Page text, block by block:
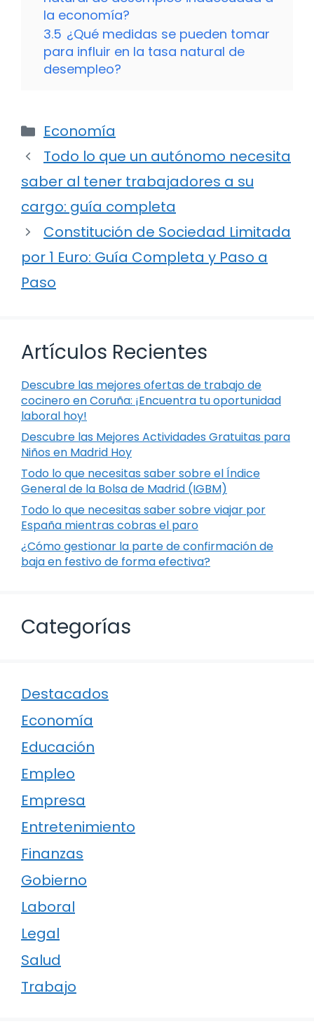
la economía?
3.5 ¿Qué medidas se pueden tomar
para influir en la tasa natural de
desempleo?
Categorías
Economía
Todo lo que un autónomo necesita
saber al tener trabajadores a su
cargo: guía completa
Constitución de Sociedad Limitada
por 1 Euro: Guía Completa y Paso a
Paso
Artículos Recientes
Descubre las mejores ofertas de trabajo de
cocinero en Coruña: ¡Encuentra tu oportunidad
laboral hoy!
Descubre las Mejores Actividades Gratuitas para
Niños en Madrid Hoy
Todo lo que necesitas saber sobre el Índice
General de la Bolsa de Madrid (IGBM)
Todo lo que necesitas saber sobre viajar por
España mientras cobras el paro
¿Cómo gestionar la parte de confirmación de
baja en festivo de forma efectiva?
Categorías
Destacados
Economía
Educación
Empleo
Empresa
Entretenimiento
Finanzas
Gobierno
Laboral
Legal
Salud
Trabajo